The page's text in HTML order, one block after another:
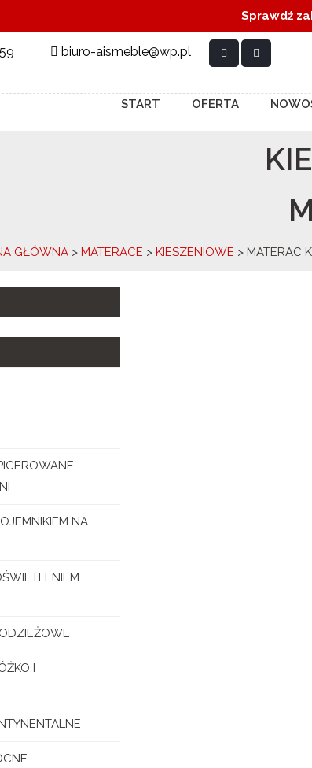
Sprawdź
biuro-aismeble@wp.pl
START OFERTA
GŁÓWNA> MATERACE > KIESZENIOWE > MATERAC
NA
I